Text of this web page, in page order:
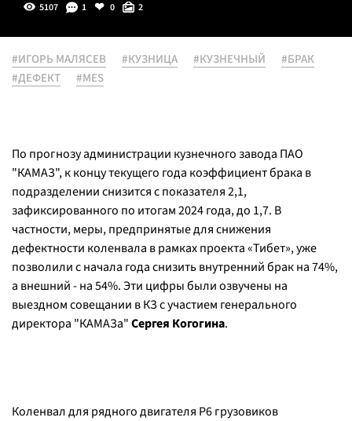
5107 1 0 2
#ИГОРЬ МАЛЯСЕВ #КУЗНИЦА #КУЗНЕЧНЫЙ
#БРАК
#ДЕФЕКТ
#MES
По прогнозу администрации кузнечного завода ПАО
"КАМАЗ", к концу текущего года коэффициент брака в
подразделении снизится с показателя 2,1,
зафиксированного по итогам 2024 года, до 1,7. В
частности, меры, предпринятые для снижения
дефектности коленвала в рамках проекта «Тибет», уже
позволили с начала года снизить внутренний брак на 74%,
а внешний - на 54%. Эти цифры были озвучены на
выездном совещании в КЗ с участием генерального
директора "КАМАЗа"Сергея Когогина.
Коленвал для рядного двигателя Р6 грузовиков